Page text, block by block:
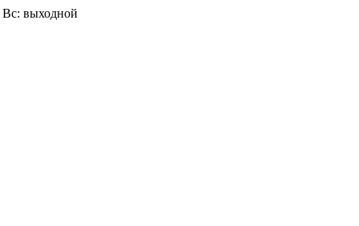
Вс: выходной